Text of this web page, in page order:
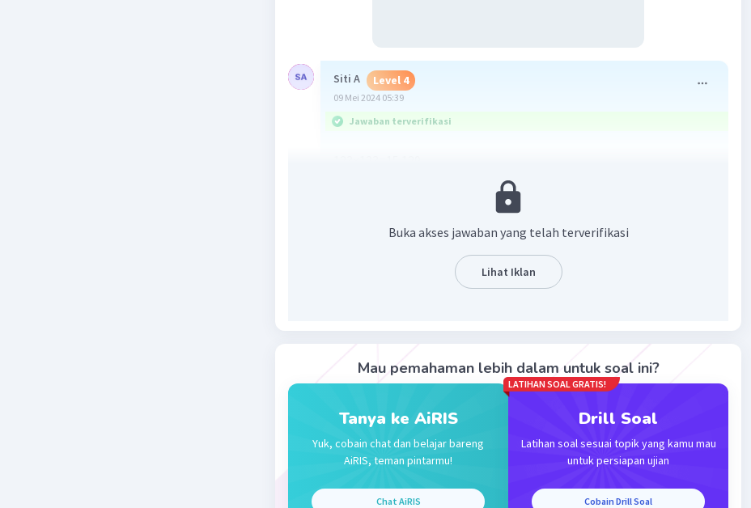
Siti A Level 4
09 Mei 2024 05:39
Jawaban terverifikasi
Balas
Beri Rating
Syifa W
15.129
Buka akses jawaban yang telah terverifikasi
Lihat Iklan
Mau pemahaman lebih dalam untuk soal ini?
Tanya ke AiRIS
Yuk, cobain chat dan belajar bareng
AiRIS, teman pintarmu!
Chat AiRIS
LATIHAN SOAL GRATIS!
Drill Soal
Latihan soal sesuai topik yang kamu mau
untuk persiapan ujian
Cobain Drill Soal